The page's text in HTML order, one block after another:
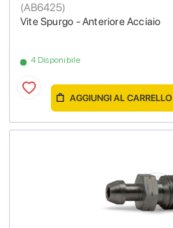
Vite Spurgo - Anteriore Acciaio
(AB6425)
4 Disponibile
AGGIUNGI AL CARRELLO